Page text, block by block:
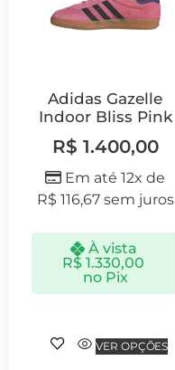
Adidas Gazelle
Indoor Bliss Pink
R$ 1.400,00
Em até 12x de
R$ 116,67sem juros
À vista
R$ 1.330,00
no Pix
VER OPÇÕES